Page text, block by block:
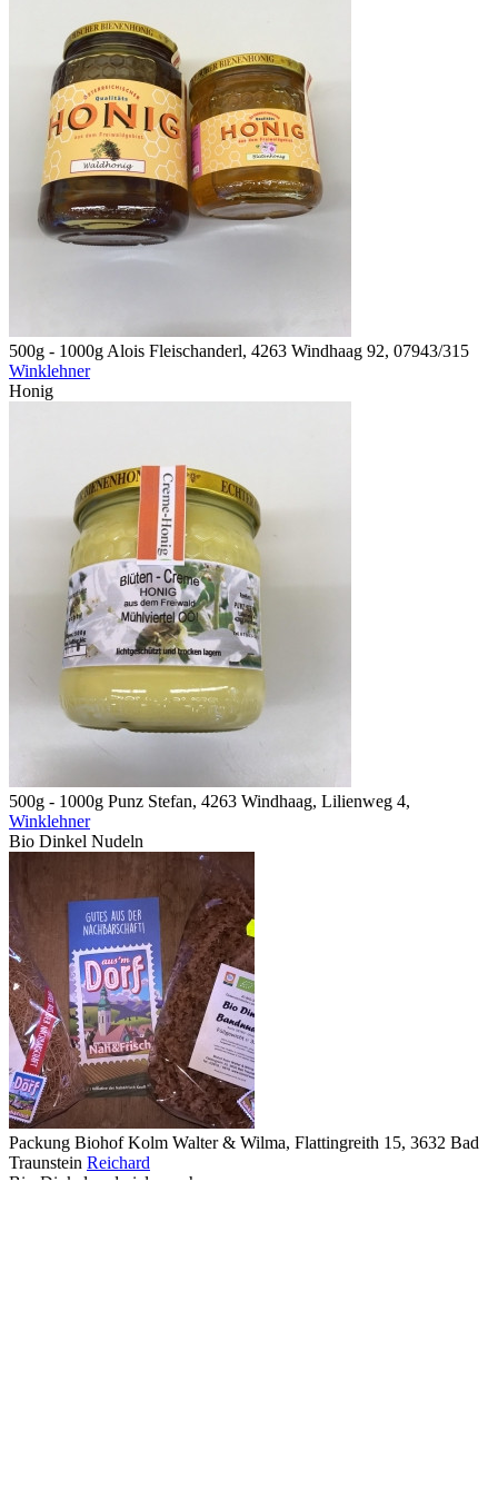
500g - 1000g Alois Fleischanderl, 4263 Windhaag 92, 07943/315
Winklehner
Honig
500g - 1000g Punz Stefan, 4263 Windhaag, Lilienweg 4,
Winklehner
Bio Dinkel Nudeln
Packung Biohof Kolm Walter & Wilma, Flattingreith 15, 3632 Bad
Traunstein Reichard
Bio-Dinkel und vieles mehr